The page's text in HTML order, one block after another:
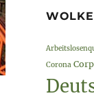
WOLKE
Corona